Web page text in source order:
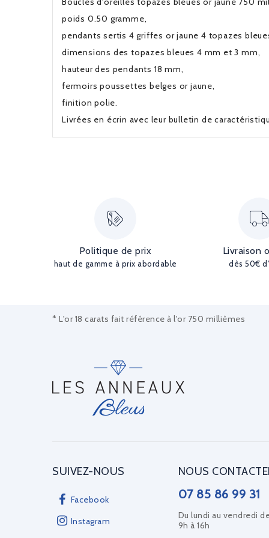
poids 0.50 gramme,
pendants sertis 4 griffes or jaune 4 topazes
dimensions des topazes bleues 4 mm et 3 mm,
hauteur des pendants 18 mm,
fermoirs poussettes belges or jaune,
finition polie.
Livrées en écrin avec leur bulletin de
Politique de prix
haut de gamme à prix abordable
Livraison
dès 50€
* L'or 18 carats fait référence à l'or 750 millièmes
SUIVEZ-NOUS
Facebook
Instagram
NOUS
07 85 86 99 31
Du lundi au vendredi
9h à 16h